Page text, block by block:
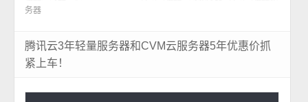
务器
腾讯云3年轻量服务器和CVM云服务器5年优惠价抓
紧上车！